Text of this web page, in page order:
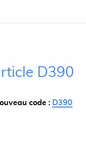
D390
code : D390